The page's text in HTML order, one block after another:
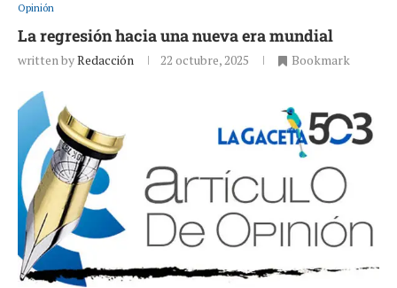
Opinión
La regresión hacia una nueva era mundial
written byRedacción 22 octubre, 2025 Bookmark